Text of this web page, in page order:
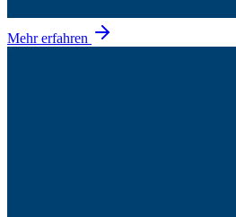
Mehr erfahren